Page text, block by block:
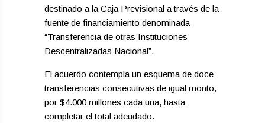
destinado a la Caja Previsional a través de la
fuente de financiamiento denominada
“Transferencia de otras Instituciones
Descentralizadas Nacional”.
El acuerdo contempla un esquema de doce
transferencias consecutivas de igual monto,
por $4.000 millones cada una, hasta
completar el total adeudado.